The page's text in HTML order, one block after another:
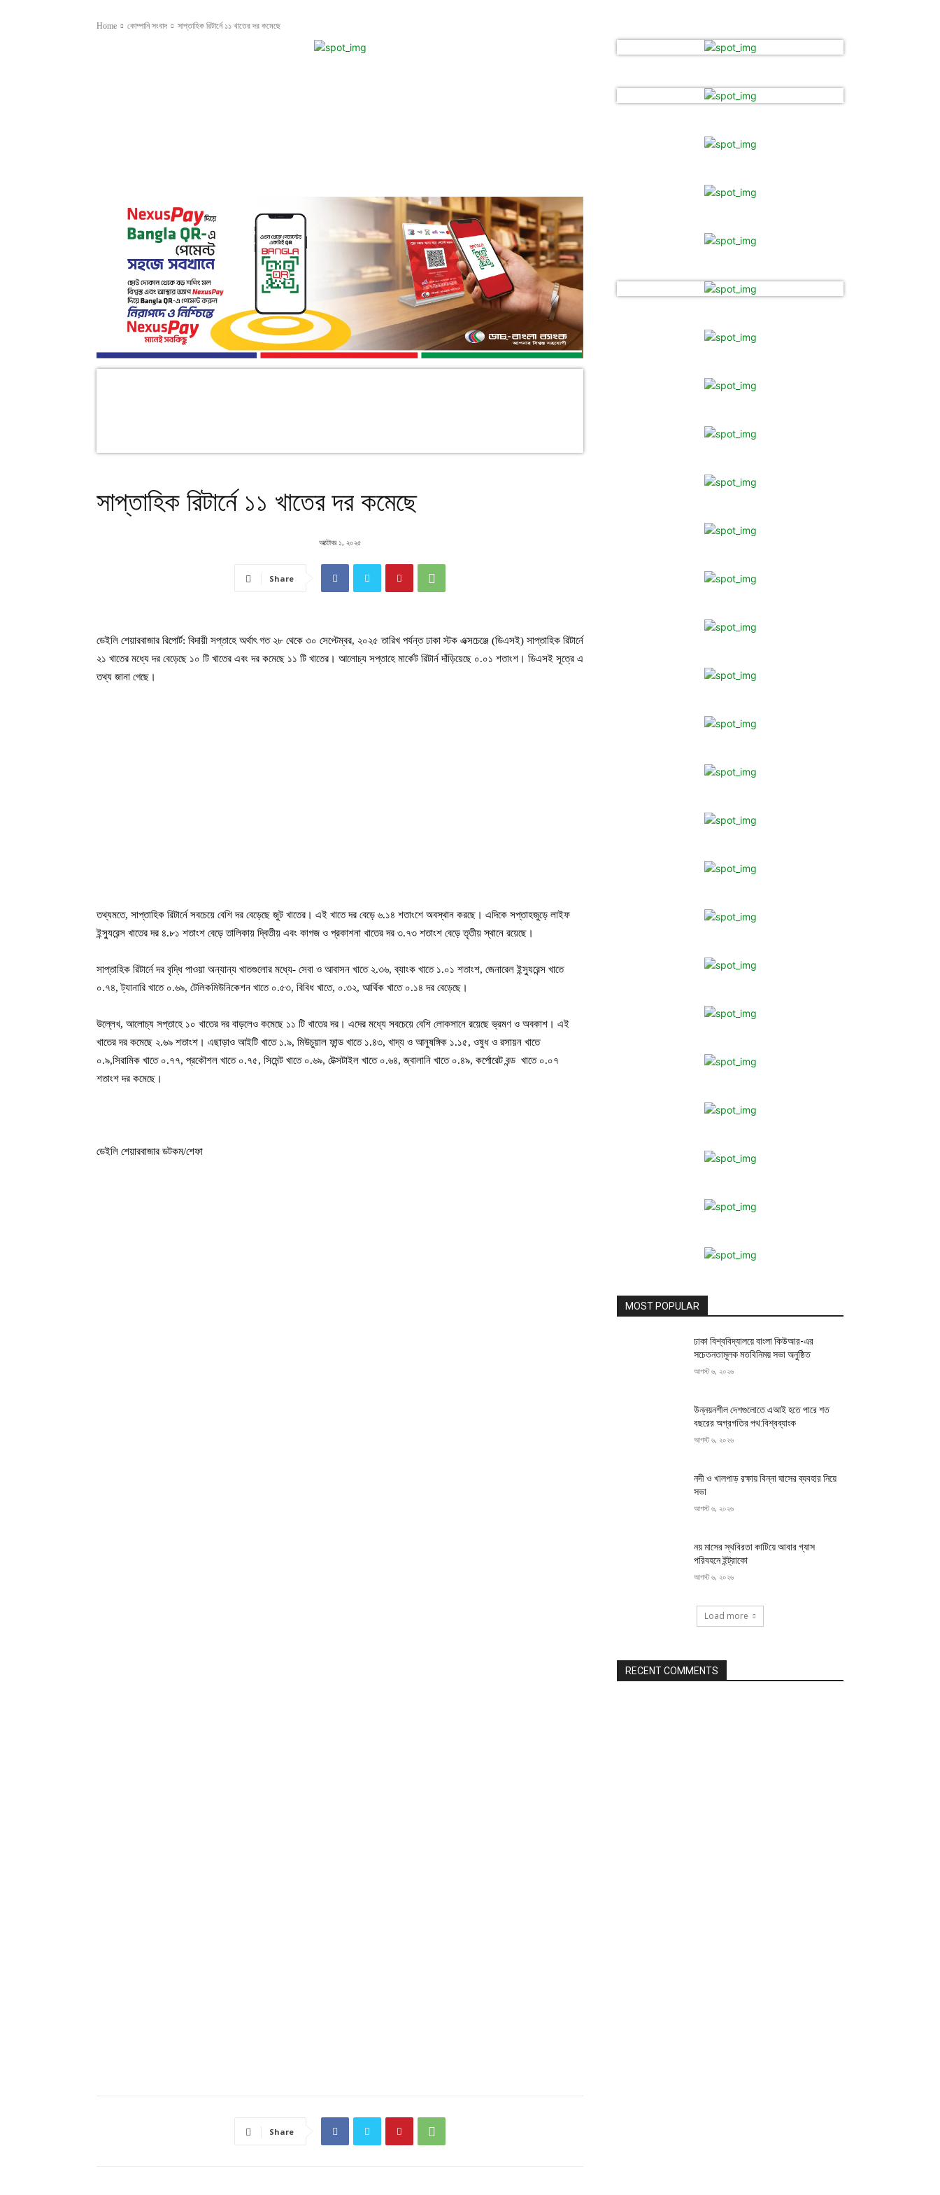
Home কোম্পানি সংবাদ সাপ্তাহিক রিটার্নে ১১ খাতের দর কমেছে
সাপ্তাহিক রিটার্নে ১১ খাতের দর কমেছে
অক্টোবর ১, ২০২৫
Share
ডেইলি শেয়ারবাজার রিপোর্ট: বিদায়ী সপ্তাহে অর্থাৎ গত ২৮ থেকে ৩০ সেপ্টেম্বর, ২০২৫ তারিখ পর্যন্ত ঢাকা স্টক এক্সচেঞ্জে (ডিএসই) সাপ্তাহিক রিটার্নে
২১ খাতের মধ্যে দর বেড়েছে ১০ টি খাতের এবং দর কমেছে ১১ টি খাতের। আলোচ্য সপ্তাহে মার্কেট রিটার্ন দাঁড়িয়েছে ০.০১ শতাংশ। ডিএসই সূত্রে এ
তথ্য জানা গেছে।
তথ্যমতে, সাপ্তাহিক রিটার্নে সবচেয়ে বেশি দর বেড়েছে জুট খাতের। এই খাতে দর বেড়ে ৬.১৪ শতাংশে অবস্থান করছে। এদিকে সপ্তাহজুড়ে লাইফ
ইন্স্যুরেন্স খাতের দর ৪.৮১ শতাংশ বেড়ে তালিকায় দ্বিতীয় এবং কাগজ ও প্রকাশনা খাতের দর ৩.৭৩ শতাংশ বেড়ে তৃতীয় স্থানে রয়েছে।
সাপ্তাহিক রিটার্নে দর বৃদ্ধি পাওয়া অন্যান্য খাতগুলোর মধ্যে- সেবা ও আবাসন খাতে ২.৩৬, ব্যাংক খাতে ১.০১ শতাংশ, জেনারেল ইন্স্যুরেন্স খাতে
০.৭৪, ট্যানারি খাতে ০.৬৯, টেলিকমিউনিকেশন খাতে ০.৫৩, বিবিধ খাতে, ০.৩২, আর্থিক খাতে ০.১৪ দর বেড়েছে।
উল্লেখ, আলোচ্য সপ্তাহে ১০ খাতের দর বাড়লেও কমেছে ১১ টি খাতের দর। এদের মধ্যে সবচেয়ে বেশি লোকসানে রয়েছে ভ্রমণ ও অবকাশ। এই
খাতের দর কমেছে ২.৬৯ শতাংশ। এছাড়াও আইটি খাতে ১.৯, মিউচুয়াল ফান্ড খাতে ১.৪৩, খাদ্য ও আনুষঙ্গিক ১.১৫, ওষুধ ও রসায়ন খাতে
০.৯,সিরামিক খাতে ০.৭৭, প্রকৌশল খাতে ০.৭৫, সিমেন্ট খাতে ০.৬৯, টেক্সটাইল খাতে ০.৬৪, জ্বালানি খাতে ০.৪৯, কর্পোরেট বন্ড খাতে ০.০৭
শতাংশ দর কমেছে।
ডেইলি শেয়ারবাজার ডটকম/শেফা
Share
MOST POPULAR
ঢাকা বিশ্ববিদ্যালয়ে বাংলা কিউআর-এর
সচেতনতামূলক মতবিনিময় সভা অনুষ্ঠিত
আগস্ট ৬, ২০২৬
উন্নয়নশীল দেশগুলোতে এআই হতে পারে শত
বছরের অগ্রগতির পথ:বিশ্বব্যাংক
আগস্ট ৬, ২০২৬
নদী ও খালপাড় রক্ষায় বিন্না ঘাসের ব্যবহার নিয়ে
সভা
আগস্ট ৬, ২০২৬
নয় মাসের স্থবিরতা কাটিয়ে আবার গ্যাস
পরিবহনে ইন্ট্রাকো
আগস্ট ৬, ২০২৬
Load more
RECENT COMMENTS